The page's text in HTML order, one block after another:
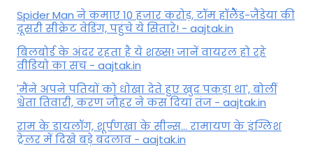
Spider Man ने कमाए 10 हजार करोड़, टॉम हॉलैेंड-जैंडेया की
दूसरी सीक्रेट वेडिंग, पहुंचे ये सितारे! - aajtak.in
बिलबोर्ड के अंदर रहता है ये शख्स! जानें वायरल हो रहे
वीडियो का सच - aajtak.in
'मैंने अपने पतियों को धोखा देते हुए खुद पकड़ा था', बोलीं
श्वेता तिवारी, करण जौहर ने कस दिया तंज - aajtak.in
राम के डायलॉग, शूर्पणखा के सीन्स... रामायण के इंग्लिश
ट्रेलर में दिखे बड़े बदलाव - aajtak.in